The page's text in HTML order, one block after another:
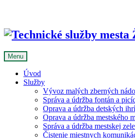
Menu
Úvod
Služby
Vývoz malých zberných
Správa a údržba fontán a
Oprava a údržba detských
Oprava a údržba mestského
Správa a údržba mestskej
Čistenie miestnych